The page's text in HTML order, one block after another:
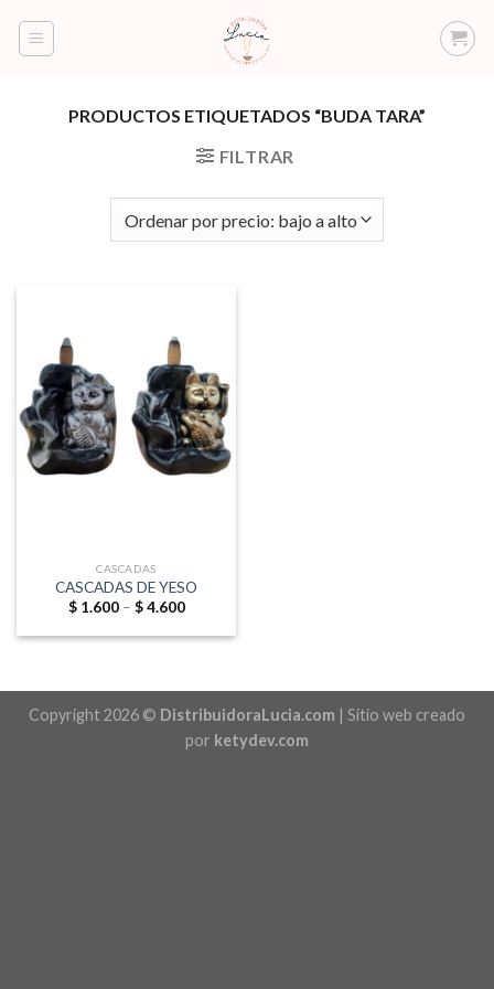
PRODUCTOS ETIQUETADOS “BUDA TARA”
FILTRAR
CASCADAS
CASCADAS DE YESO
$1.600 – $4.600Price
$ 1.600
Copyright 2026 © DistribuidoraLucia.com | Sitio web creado
por ketydev.com